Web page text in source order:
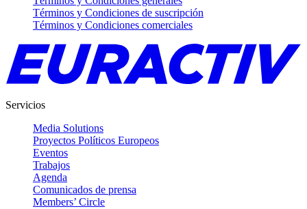
Términos y Condiciones de suscripción
Términos y Condiciones comerciales
Servicios
Media Solutions
Proyectos Políticos Europeos
Eventos
Trabajos
Agenda
Comunicados de prensa
Members’ Circle